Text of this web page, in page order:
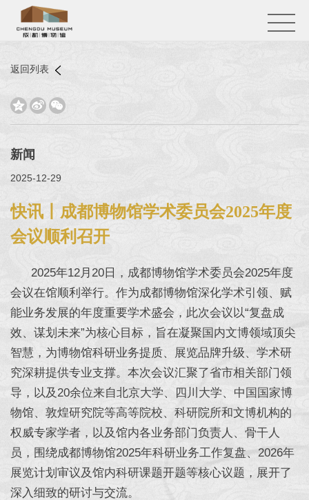
返回列表
  
新闻
2025-12-29
快讯丨成都博物馆学术委员会2025年度
会议顺利召开
2025年12月20日，成都博物馆学术委员会2025年度
会议在馆顺利举行。作为成都博物馆深化学术引领、赋
能业务发展的年度重要学术盛会，此次会议以“复盘成
效、谋划未来”为核心目标，旨在凝聚国内文博领域顶尖
智慧，为博物馆科研业务提质、展览品牌升级、学术研
究深耕提供专业支撑。本次会议汇聚了省市相关部门领
导，以及20余位来自北京大学、四川大学、中国国家博
物馆、敦煌研究院等高等院校、科研院所和文博机构的
权威专家学者，以及馆内各业务部门负责人、骨干人
员，围绕成都博物馆2025年科研业务工作复盘、2026年
展览计划审议及馆内科研课题开题等核心议题，展开了
深入细致的研讨与交流。